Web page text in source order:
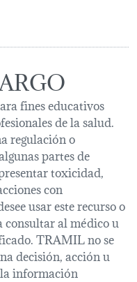
fines educativos
de la salud.
regulación o
partes de
toxicidad,
con
usar este recurso o
consultar al médico u
TRAMIL no se
decisión, acción u
información